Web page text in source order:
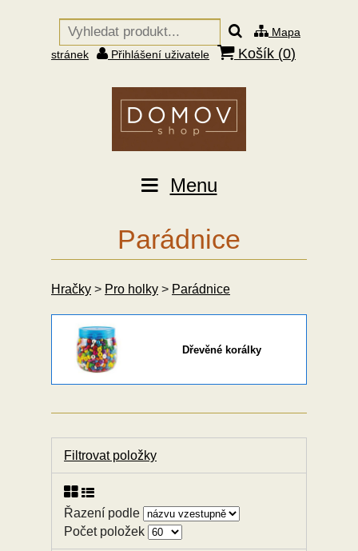
Mapa
stránek
Přihlášení uživatele Košík (0)
Menu
Parádnice
Hračky > Pro holky > Parádnice
Dřevěné korálky
Filtrovat položky
Řazení podle
Počet položek